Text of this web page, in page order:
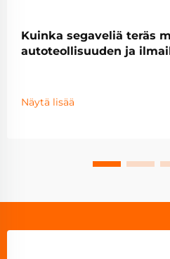
Kuinka segaveliä teräs
autoteollisuuden ja
Näytä lisää